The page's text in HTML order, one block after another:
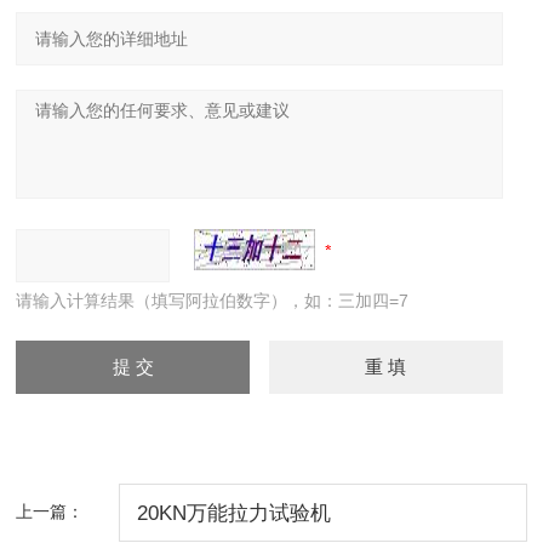
请输入计算结果（填写阿拉伯数字），如：三加四=7
上一篇： 20KN万能拉力试验机